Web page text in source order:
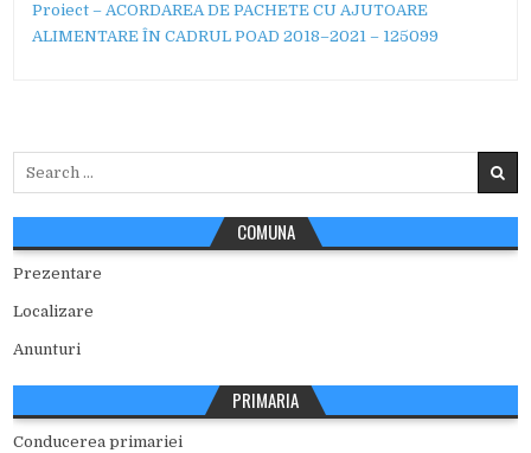
Proiect – ACORDAREA DE PACHETE CU AJUTOARE
ALIMENTARE ÎN CADRUL POAD 2018–2021 – 125099
COMUNA
Prezentare
Localizare
Anunturi
PRIMARIA
Conducerea primariei